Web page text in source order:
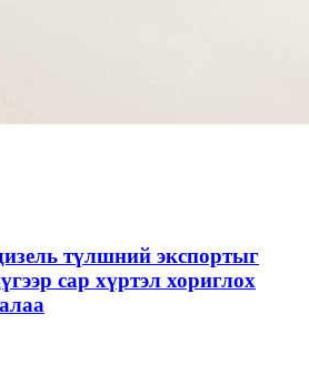
түлшний экспортыг
сар хүртэл хориглох